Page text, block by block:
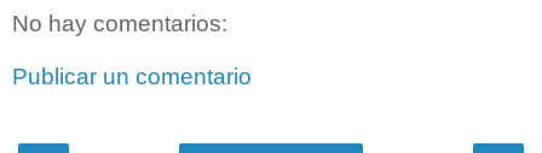
No hay comentarios:
Publicar un comentario